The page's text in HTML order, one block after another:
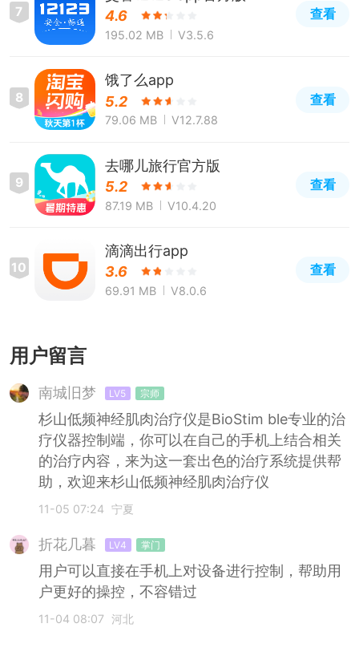
7
4.6
195.02 MB V3.5.6
查看
8
饿了么app
5.2
79.06 MB V12.7.88
查看
9
去哪儿旅行官方版
5.2
87.19 MB V10.4.20
查看
10
滴滴出行app
3.6
69.91 MB V8.0.6
查看
用户留言
南城旧梦 LV5 宗师
杉山低频神经肌肉治疗仪是BioStim ble专业的治
疗仪器控制端，你可以在自己的手机上结合相关
的治疗内容，来为这一套出色的治疗系统提供帮
助，欢迎来杉山低频神经肌肉治疗仪
11-05 07:24 宁夏
折花几暮 LV4 掌门
用户可以直接在手机上对设备进行控制，帮助用
户更好的操控，不容错过
11-04 08:07 河北